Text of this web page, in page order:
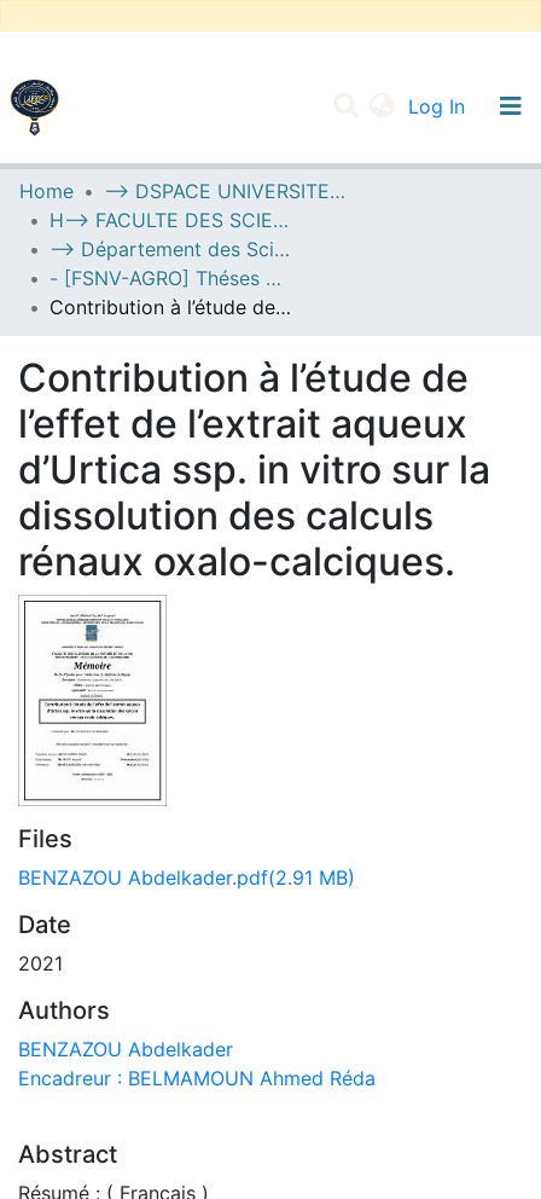
Log In
UNIVERSITY OF D.L SIDI BEL ABBES
Communities & Collections
All of DSpace
Statistics
Home
--> DSPACE UNIVERSITE DJILALLI LIABES DE SIDI BEL ABBES
H--> FACULTE DES SCIENCES DE LA NATURE ET DE LA VIE
--> Département des Sciences de l’Agronomie
- [FSNV-AGRO] Théses de Master II
Contribution à l’étude de l’effet de l’extrait aqueux d’Urtica ssp. in vitro sur la dissolution des calculs rénaux oxalo-calciques.
Contribution à l’étude de
l’effet de l’extrait aqueux
d’Urtica ssp. in vitro sur la
dissolution des calculs
rénaux oxalo-calciques.
Files
BENZAZOU Abdelkader.pdf(2.91 MB)
Date
2021
Authors
BENZAZOU Abdelkader
Encadreur : BELMAMOUN Ahmed Réda
Abstract
Résumé : ( Français )